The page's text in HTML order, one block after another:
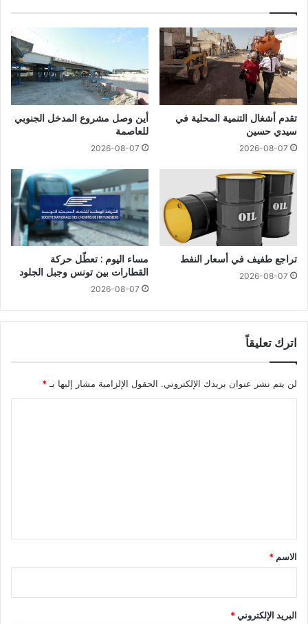
تقدم أشغال التنمية المحلية في
سيدي حسين
2026-08-07
أين وصل مشروع المدخل الجنوبي
للعاصمة
2026-08-07
تراجع طفيف في أسعار النفط
2026-08-07
مساء اليوم : تعطّل حركة
القطارات بين تونس وجبل الجلود
2026-08-07
اترك تعليقاً
لن يتم نشر عنوان بريدك الإلكتروني. الحقول الإلزامية مشار إليها بـ*
*
الاسم *
البريد الإلكتروني*